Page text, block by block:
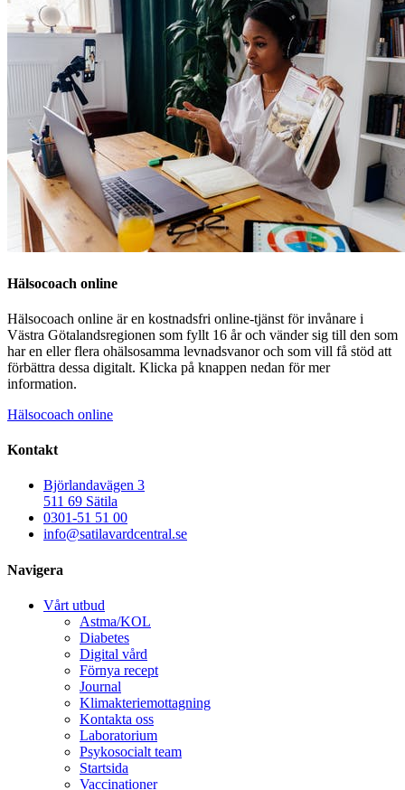
Hälsocoach online
Hälsocoach online är en kostnadsfri online-tjänst för invånare i
Västra Götalandsregionen som fyllt 16 år och vänder sig till den som
har en eller flera ohälsosamma levnadsvanor och som vill få stöd att
förbättra dessa digitalt. Klicka på knappen nedan för mer
information.
Hälsocoach online
Kontakt
Björlandavägen 3
511 69 Sätila
0301-51 51 00
info@satilavardcentral.se
Navigera
Vårt utbud
Astma/KOL
Diabetes
Digital vård
Förnya recept
Journal
Klimakteriemottagning
Kontakta oss
Laboratorium
Psykosocialt team
Startsida
Vaccinationer